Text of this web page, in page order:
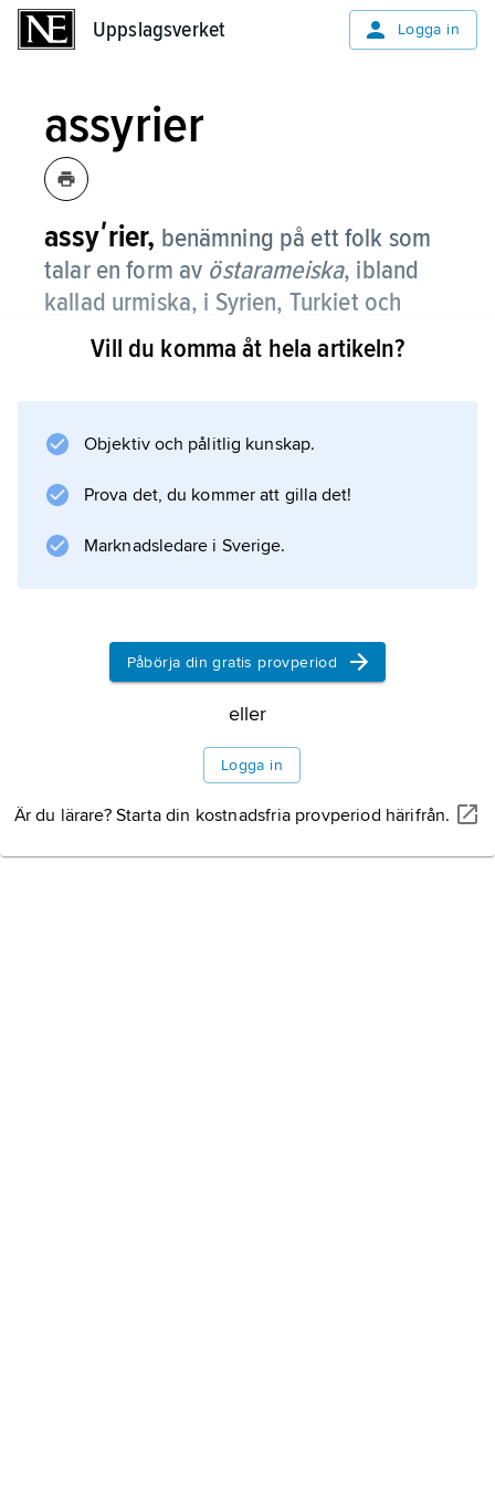
Uppslagsverket Logga in
assyrier
assyʹrier, benämning på ett folk som
talar en form av östarameiska, ibland
kallad urmiska, i Syrien, Turkiet och
jakobiter respektive nestorianer.
Information om artikeln
Vill du komma åt hela artikeln?
Objektiv och pålitlig kunskap.
Prova det, du kommer att gilla det!
Marknadsledare i Sverige.
Påbörja din gratis provperiod
eller
Logga in
Är du lärare? Starta din kostnadsfria provperiod härifrån.